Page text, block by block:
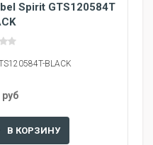
Spirit GTS120584T
BLACK
руб
В КОРЗИНУ